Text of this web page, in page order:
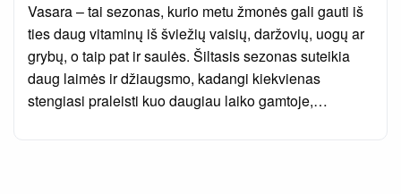
Vasara – tai sezonas, kurio metu žmonės gali gauti iš
ties daug vitaminų iš šviežių vaisių, daržovių, uogų ar
grybų, o taip pat ir saulės. Šiltasis sezonas suteikia
daug laimės ir džiaugsmo, kadangi kiekvienas
stengiasi praleisti kuo daugiau laiko gamtoje,…